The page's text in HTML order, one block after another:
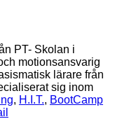
PT- Skolan i
motionsansvarig
lärare från
sig inom
, H.I.T., BootCamp